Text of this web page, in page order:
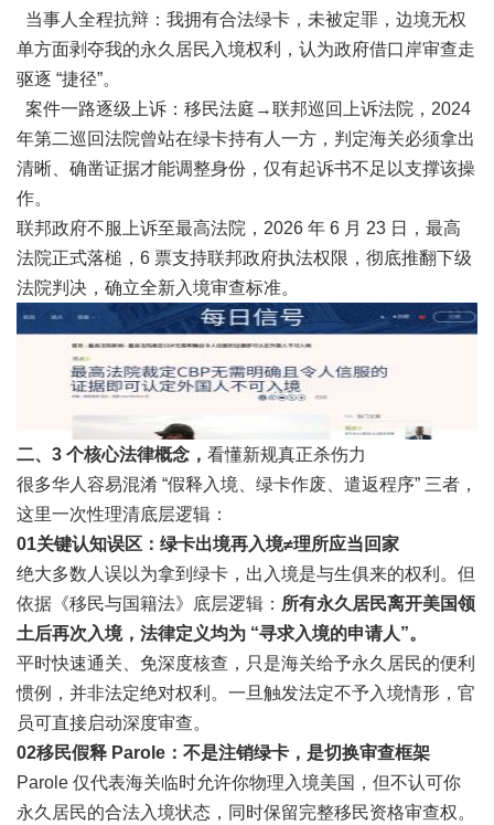
当事人全程抗辩：我拥有合法绿卡，未被定罪，边境无权
单方面剥夺我的永久居民入境权利，认为政府借口岸审查走
驱逐 “捷径”。
案件一路逐级上诉：移民法庭→联邦巡回上诉法院，2024
年第二巡回法院曾站在绿卡持有人一方，判定海关必须拿出
清晰、确凿证据才能调整身份，仅有起诉书不足以支撑该操
作。
联邦政府不服上诉至最高法院，2026 年 6 月 23 日，最高
法院正式落槌，6 票支持联邦政府执法权限，彻底推翻下级
法院判决，确立全新入境审查标准。
二、3 个核心法律概念， 看懂新规真正杀伤力
很多华人容易混淆 “假释入境、绿卡作废、遣返程序” 三者，
这里一次性理清底层逻辑：
01关键认知误区：绿卡出境再入境≠理所应当回家
绝大多数人误以为拿到绿卡，出入境是与生俱来的权利。但
依据《移民与国籍法》底层逻辑： 所有永久居民离开美国领
土后再次入境，法律定义均为 “寻求入境的申请人”。
平时快速通关、免深度核查，只是海关给予永久居民的便利
惯例，并非法定绝对权利。一旦触发法定不予入境情形，官
员可直接启动深度审查。
02移民假释 Parole：不是注销绿卡，是切换审查框架
Parole 仅代表海关临时允许你物理入境美国，但不认可你
永久居民的合法入境状态，同时保留完整移民资格审查权。